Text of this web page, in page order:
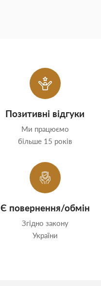
Позитивні відгуки
Ми працюємо
більше 15 років
Є повернення/обмін
Згідно закону
України